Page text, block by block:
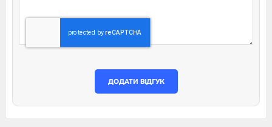
ДОДАТИ ВІДГУК